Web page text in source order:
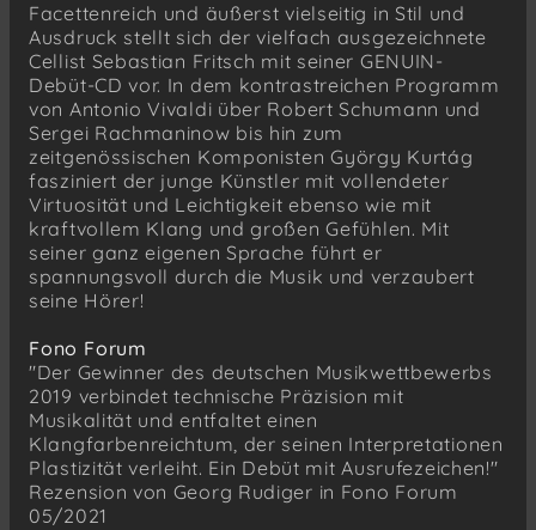
Robert Schumann (1810–1856)
Fantasiestücke, Op. 73 (1849)
Zart und mit Ausdruck
Lebhaft, leicht
Rasch und mit Feuer
Sergei Rachmaninoff (1873–1943)
Cello Sonata in G minor, Op. 19 (1901)
Lento – Allegro moderato
Allegro scherzando
Andante
Facettenreich und äußerst vielseitig in Stil und
Ausdruck stellt sich der vielfach ausgezeichnete
Cellist Sebastian Fritsch mit seiner GENUIN-
Debüt-CD vor. In dem kontrastreichen Programm
von Antonio Vivaldi über Robert Schumann und
Sergei Rachmaninow bis hin zum
zeitgenössischen Komponisten György Kurtág
fasziniert der junge Künstler mit vollendeter
Virtuosität und Leichtigkeit ebenso wie mit
kraftvollem Klang und großen Gefühlen. Mit
seiner ganz eigenen Sprache führt er
spannungsvoll durch die Musik und verzaubert
seine Hörer!
Fono Forum
"Der Gewinner des deutschen Musikwettbewerbs
2019 verbindet technische Präzision mit
Musikalität und entfaltet einen
Klangfarbenreichtum, der seinen Interpretationen
Plastizität verleiht. Ein Debüt mit Ausrufezeichen!"
Rezension von Georg Rudiger in Fono Forum
05/2021